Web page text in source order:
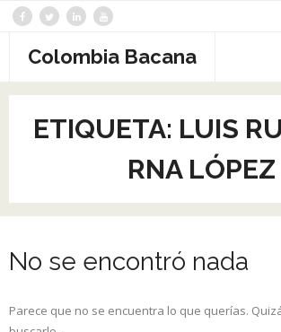
Saltar
contenidoColombia Bacana
ETIQUETA: LUIS
RNA LÓPEZ
No se encontró nada
Parece que no se encuentra lo que querías.